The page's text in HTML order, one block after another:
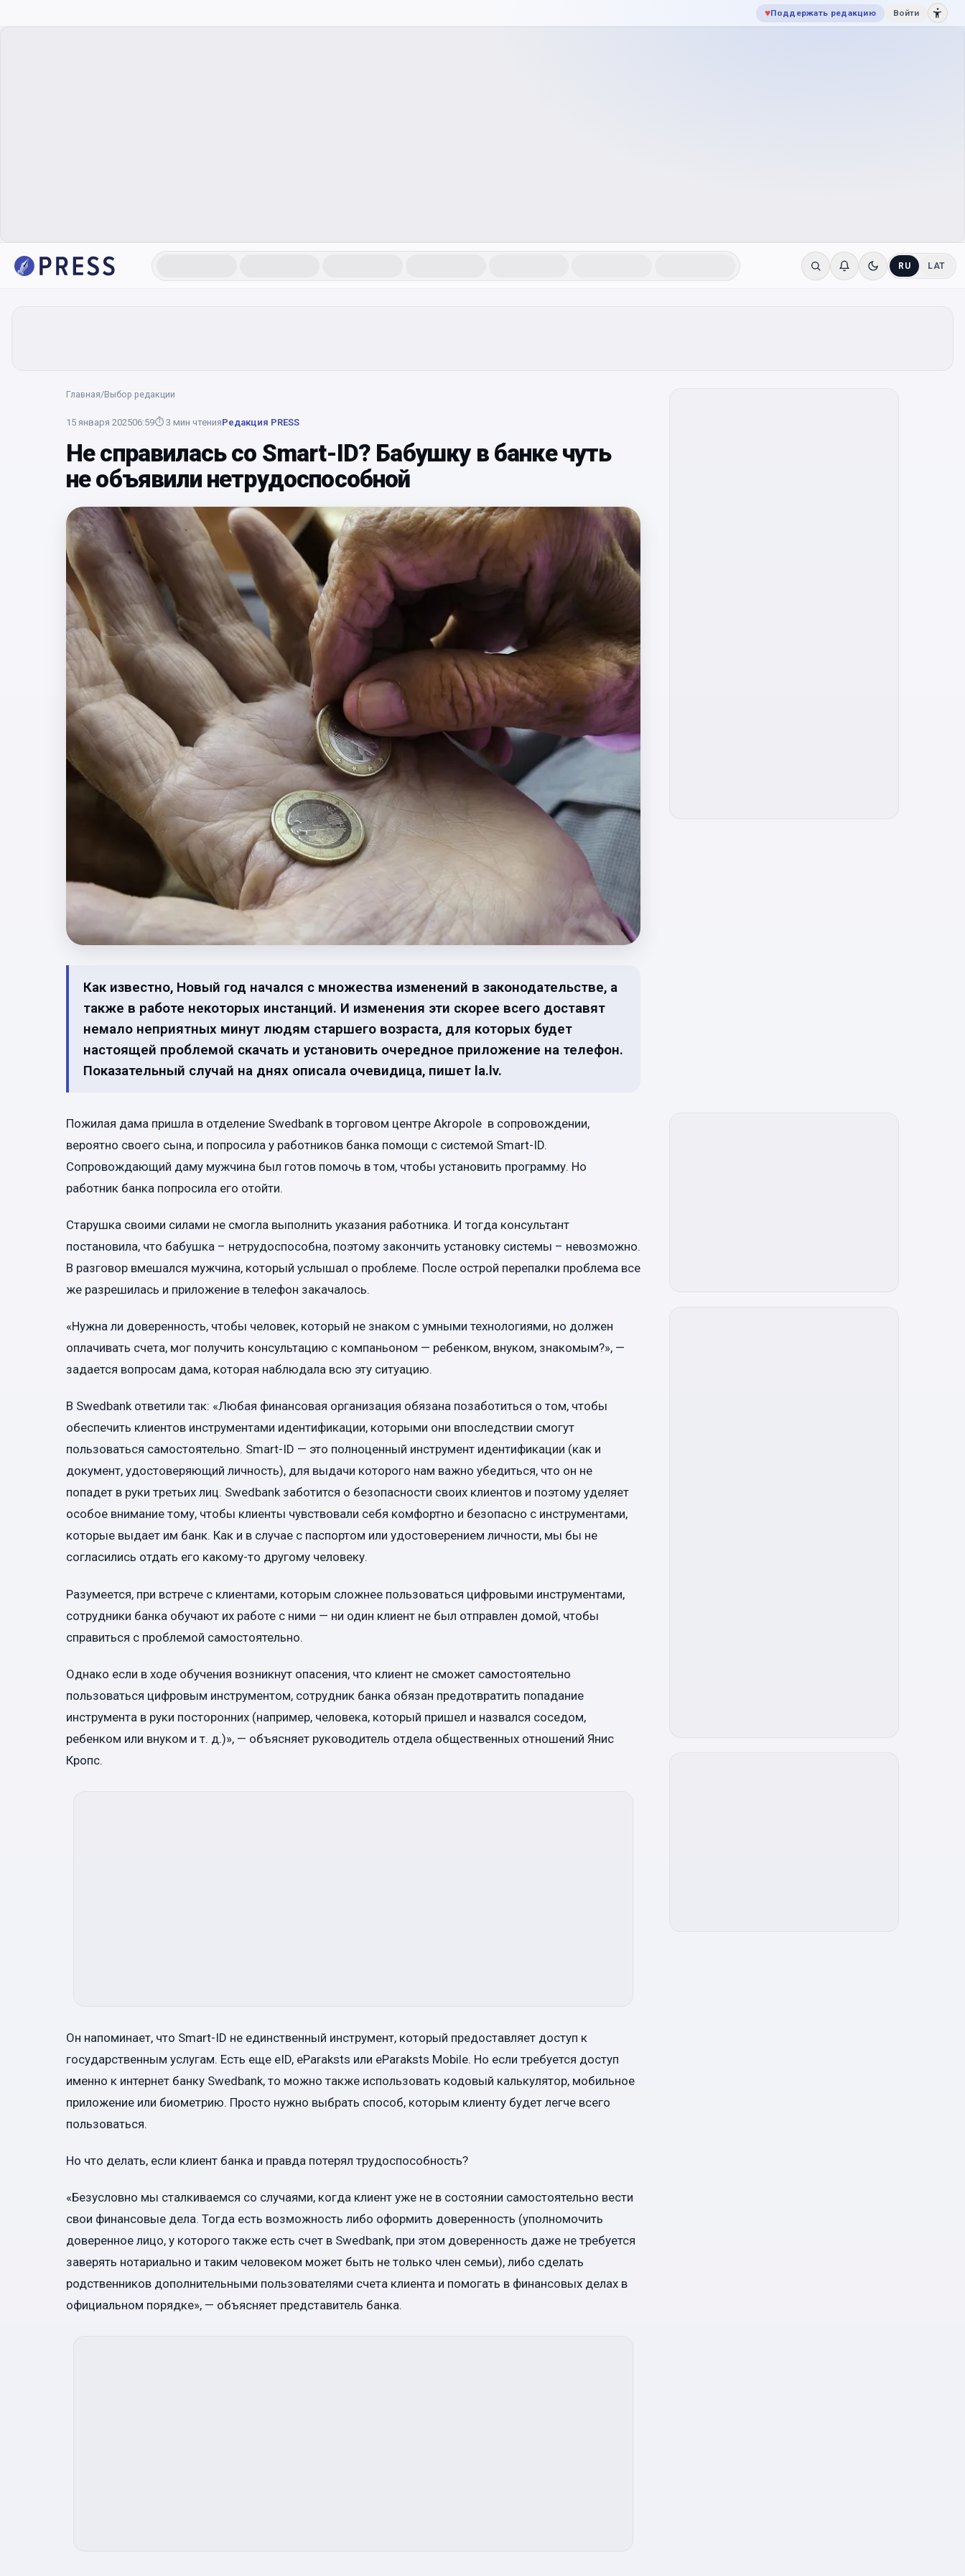
♥Поддержать редакцию Войти
RU LAT
Главная/Выбор редакции
15 января 202506:59⏱ 3 мин чтенияРедакция PRESS
Не справилась со Smart-ID? Бабушку в банке чуть
не объявили нетрудоспособной
Как известно, Новый год начался с множества изменений в законодательстве, а
также в работе некоторых инстанций. И изменения эти скорее всего доставят
немало неприятных минут людям старшего возраста, для которых будет
настоящей проблемой скачать и установить очередное приложение на телефон.
Показательный случай на днях описала очевидица, пишет la.lv.
Пожилая дама пришла в отделение Swedbank в торговом центре Akropole в сопровождении,
вероятно своего сына, и попросила у работников банка помощи с системой Smart-ID.
Сопровождающий даму мужчина был готов помочь в том, чтобы установить программу. Но
работник банка попросила его отойти.
Старушка своими силами не смогла выполнить указания работника. И тогда консультант
постановила, что бабушка – нетрудоспособна, поэтому закончить установку системы – невозможно.
В разговор вмешался мужчина, который услышал о проблеме. После острой перепалки проблема все
же разрешилась и приложение в телефон закачалось.
«Нужна ли доверенность, чтобы человек, который не знаком с умными технологиями, но должен
оплачивать счета, мог получить консультацию с компаньоном — ребенком, внуком, знакомым?», —
задается вопросам дама, которая наблюдала всю эту ситуацию.
В Swedbank ответили так: «Любая финансовая организация обязана позаботиться о том, чтобы
обеспечить клиентов инструментами идентификации, которыми они впоследствии смогут
пользоваться самостоятельно. Smart-ID — это полноценный инструмент идентификации (как и
документ, удостоверяющий личность), для выдачи которого нам важно убедиться, что он не
попадет в руки третьих лиц. Swedbank заботится о безопасности своих клиентов и поэтому уделяет
особое внимание тому, чтобы клиенты чувствовали себя комфортно и безопасно с инструментами,
которые выдает им банк. Как и в случае с паспортом или удостоверением личности, мы бы не
согласились отдать его какому-то другому человеку.
Разумеется, при встрече с клиентами, которым сложнее пользоваться цифровыми инструментами,
сотрудники банка обучают их работе с ними — ни один клиент не был отправлен домой, чтобы
справиться с проблемой самостоятельно.
Однако если в ходе обучения возникнут опасения, что клиент не сможет самостоятельно
пользоваться цифровым инструментом, сотрудник банка обязан предотвратить попадание
инструмента в руки посторонних (например, человека, который пришел и назвался соседом,
ребенком или внуком и т. д.)», — объясняет руководитель отдела общественных отношений Янис
Кропс.
Он напоминает, что Smart-ID не единственный инструмент, который предоставляет доступ к
государственным услугам. Есть еще eID, eParaksts или eParaksts Mobile. Но если требуется доступ
именно к интернет банку Swedbank, то можно также использовать кодовый калькулятор, мобильное
приложение или биометрию. Просто нужно выбрать способ, которым клиенту будет легче всего
пользоваться.
Но что делать, если клиент банка и правда потерял трудоспособность?
«Безусловно мы сталкиваемся со случаями, когда клиент уже не в состоянии самостоятельно вести
свои финансовые дела. Тогда есть возможность либо оформить доверенность (уполномочить
доверенное лицо, у которого также есть счет в Swedbank, при этом доверенность даже не требуется
заверять нотариально и таким человеком может быть не только член семьи), либо сделать
родственников дополнительными пользователями счета клиента и помогать в финансовых делах в
официальном порядке», — объясняет представитель банка.